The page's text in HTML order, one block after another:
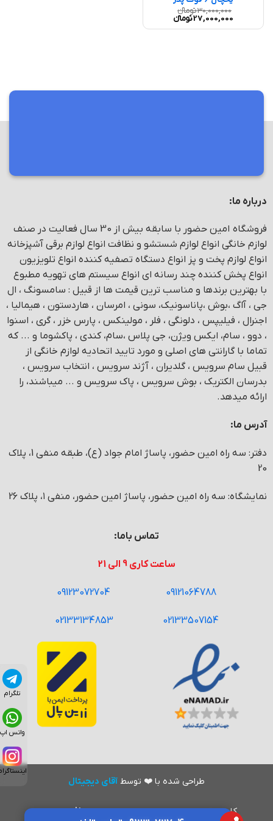
تلگرام
واتس اپ
اینستاگرام
30,000,000تومانء
قیمت
اصلی
27,000,000تومانءقیمت
فعلی
درباره ما:
فروشگاه امین حضور با سابقه بیش از 30 سال فعالیت در صنف
لوازم خانگی انواع لوازم شستشو و نظافت انواع لوازم برقی آشپزخانه
انواع لوازم پخت و پز انواع دستگاه تصفیه کننده انواع تلویزیون
انواع پخش کننده چند رسانه ای انواع سیستم های تهویه مطبوع
با بهترین برندها و مناسب ترین قیمت ها از قبیل : سامسونگ ، ال
جی ، آاگ ،بوش ،پاناسونیک، سونی ، امرسان ، هاردستون ، هیمالیا ،
اجنرال ، فیلیپس ، دلونگی ، فلر ، مولینکس ، پارس خزر ، گری ، اسنوا
، دوو ، سام، ایکس ویژن، جی پلاس ،سام، کندی ، پاکشوما و ... که
تماما با گارانتی های اصلی و مورد تایید اتحادیه لوازم خانگی از
قبیل سام سرویس ، گلدیران ، آژند سرویس ، انتخاب سرویس ،
بدرسان الکتریک ، بوش سرویس ، پاک سرویس و ... میباشند، را
ارائه میدهد.
آدرس ما:
دفتر: سه راه امین حضور، پاساژ امام جواد (ع)، طبقه منفی 1، پلاک
20
نمایشگاه: سه راه امین حضور، پاساژ امین حضور، منفی ۱، پلاک 26
تماس باما:
ساعت کاری 9 الی 21
09121064788
09123072704
02133507154
02133134853
طراحی شده با❤️ توسط آقای دیجیتال
کلیه حقوق این وب سایت متعلق بهعبد منافیمی‌باشد